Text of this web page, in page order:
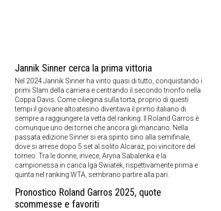
Jannik Sinner cerca la prima vittoria
Nel 2024 Jannik Sinner ha vinto quasi di tutto, conquistando i
primi Slam della carriera e centrando il secondo trionfo nella
Coppa Davis. Come ciliegina sulla torta, proprio di questi
tempi il giovane altoatesino diventava il primo italiano di
sempre a raggiungere la vetta del ranking. Il Roland Garros è
comunque uno dei tornei che ancora gli mancano. Nella
passata edizione Sinner si era spinto sino alla semifinale,
dove si arrese dopo 5 set al solito Alcaraz, poi vincitore del
torneo. Tra le donne, invece, Aryna Sabalenka e la
campionessa in carica Iga Swiatek, rispettivamente prima e
quinta nel ranking WTA, sembrano partire alla pari.
Pronostico Roland Garros 2025, quote
scommesse e favoriti